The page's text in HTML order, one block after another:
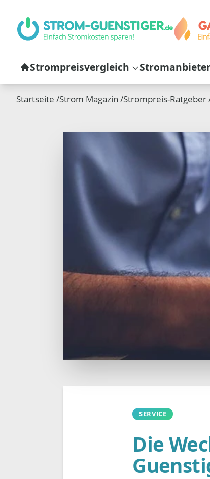
Strompreisvergleich
Startseite /Strom Magazin /Strompreis-Ratgeber
SERVICE
Die